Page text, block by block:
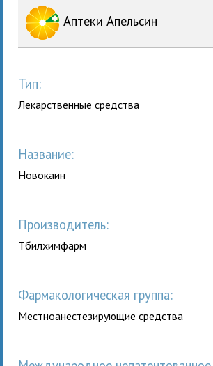
Аптеки Апельсин
Тип:
Лекарственные средства
Название:
Новокаин
Производитель:
Тбилхимфарм
Фармакологическая группа:
Местноанестезирующие средства